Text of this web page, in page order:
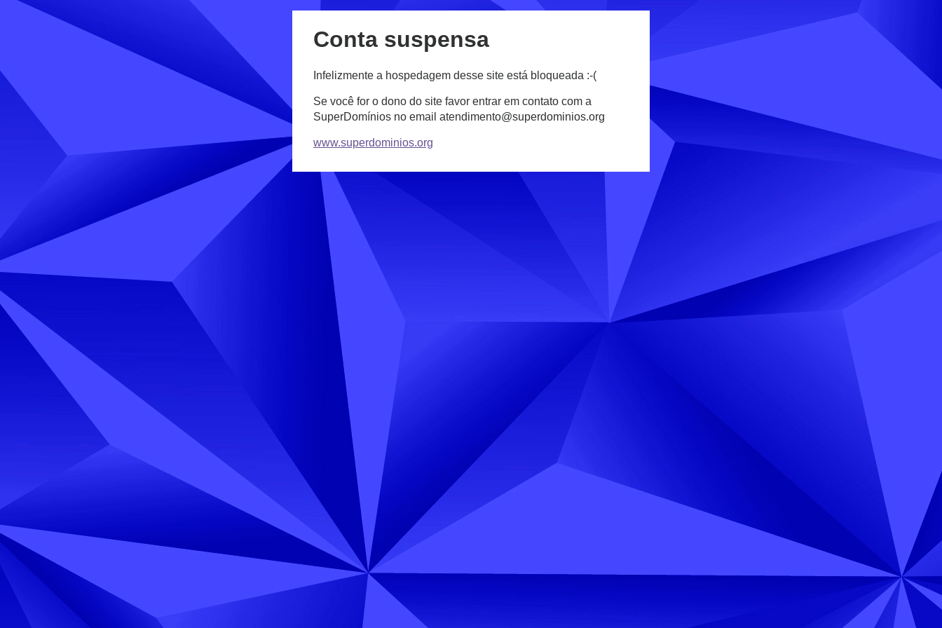
Conta suspensa
Infelizmente a hospedagem desse site está bloqueada :-(
Se você for o dono do site favor entrar em contato com a
SuperDomínios no email atendimento@superdominios.org
www.superdominios.org